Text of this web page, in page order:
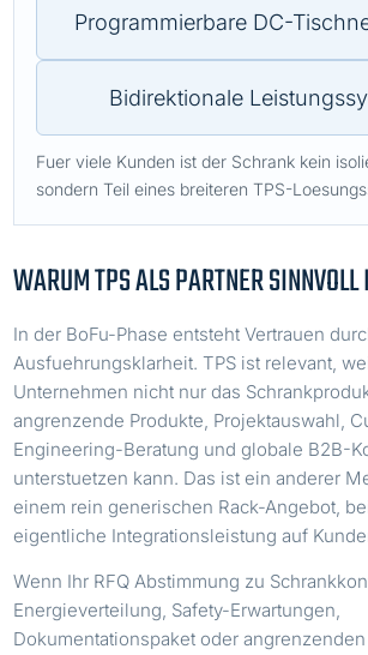
Programmierbare DC-
Bidirektionale
Fuer viele Kunden ist der Schrank kein
sondern Teil eines breiteren TPS-
WARUM TPS ALS PARTNER
In der BoFu-Phase entsteht Vertrauen
Ausfuehrungsklarheit. TPS ist relevant,
Unternehmen nicht nur das
angrenzende Produkte, Projektauswahl,
Engineering-Beratung und globale B2B-
unterstuetzen kann. Das ist ein anderer
einem rein generischen Rack-Angebot,
eigentliche Integrationsleistung auf
Wenn Ihr RFQ Abstimmung zu
Energieverteilung, Safety-Erwartungen,
Dokumentationspaket oder angrenzenden